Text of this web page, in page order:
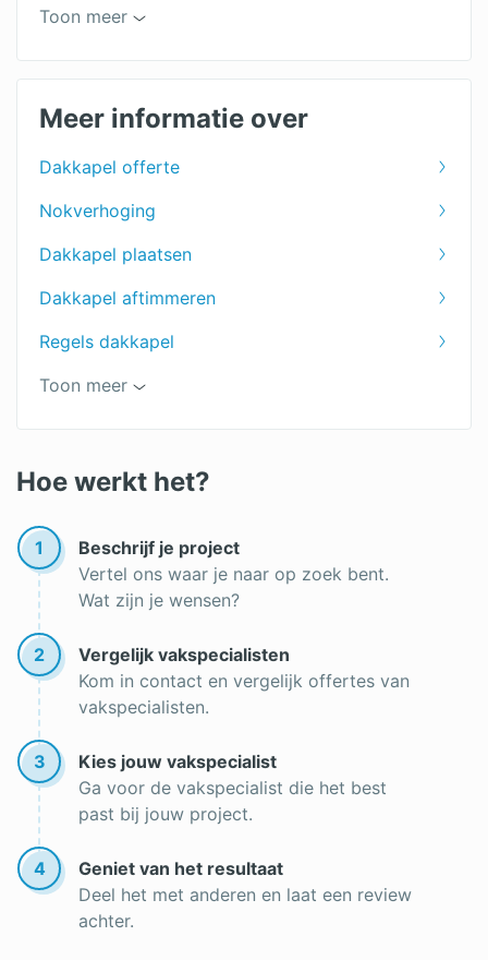
Zinken dakkapel kosten
Dakkapel 4 meter
Dakkapellen specialist
Toon meer
Meer informatie over
Dakkapel offerte
Nokverhoging
Dakkapel plaatsen
Dakkapel aftimmeren
Regels dakkapel
Airco op dakkapel
Lekkage aan je dakkapel?
Dakkapel vergunningsvrij
Dakkapel isoleren
Maat dakkapellen
Zinken dakkapel
dakopbouw
Houten dakkapel
Dubbele nokverhoging
Dakkapel vergelijken
Dubbele dakkapel
Polyester dakkapel
Toon meer
Hoe werkt het?
1
Beschrijf je project
Vertel ons waar je naar op zoek bent.
Wat zijn je wensen?
2
Vergelijk vakspecialisten
Kom in contact en vergelijk offertes van
vakspecialisten.
3
Kies jouw vakspecialist
Ga voor de vakspecialist die het best
past bij jouw project.
4
Geniet van het resultaat
Deel het met anderen en laat een review
achter.